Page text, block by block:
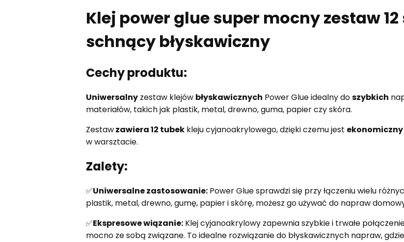
Klej power glue super mocny zestaw
schnący błyskawiczny
Cechy produktu:
Uniwersalnyzestaw klejów błyskawicznych Power Glue idealny doszybkich
materiałów, takich jak plastik, metal, drewno, guma, papier czy skóra.
Zestawzawiera 12 tubekkleju cyjanoakrylowego, dzięki czemu jest ekonomiczny
w warsztacie.
Zalety:
✅Uniwersalne zastosowanie:Power Glue sprawdzi się przy łączeniu wielu
plastik, metal, drewno, gumę, papier i skórę, możesz go używać do napraw
✅Ekspresowe wiązanie:Klej cyjanoakrylowy zapewnia szybkie i trwałe
mocno ze sobą związane. To idealne rozwiązanie do błyskawicznych napraw,